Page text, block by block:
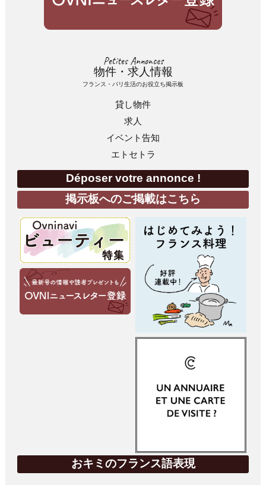
Petites Annonces
物件・求人情報
フランス・パリ生活のお役立ち掲示板
貸し物件
求人
イベント告知
エトセトラ
Déposer votre annonce !
掲示板へのご掲載はこちら
おキミのフランス語表現